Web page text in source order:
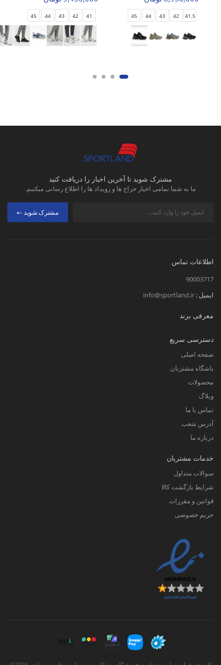
41.5
42
43
44
45
41
42
43
44
45
مشترک شوید تا آخرین اخبار را دریافت کنید
ما به شما تمامی اخبار حراج ها و رویداد ها را اطلاع رسانی میکنیم.
مشترک شوید
اطلاعات تماس
90003717
ایمیل : info@sportland.ir
معرفی برند
دسترسی سریع
صفحه اصلی
باشگاه مشتریان
محصولات
وبلاگ
تماس با ما
آدرس شعب
درباره ما
خدمات مشتریان
سوالات متداول
شرایط بازگشت کالا
قوانین و مقررات
حریم خصوصی